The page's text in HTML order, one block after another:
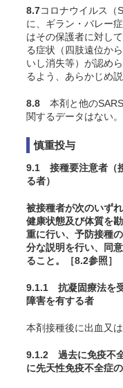
8.7コロナウイルス（
に、ギラン・バレー
はその保護者に対し
る症状（四肢遠位か
いし消失等）が認め
るよう、あらかじめ説
8.8 本剤と他の
関するデータはない。
慎重投与
9.1 接種要注意者（
る者）
被接種者が次のいず
健康状態及び体質を
重に行い、予防接種
分な説明を行い、同
ること。［8.2参照］
9.1.1 抗凝固療法を
障害を有する者
本剤接種後に出血又
9.1.2 過去に免疫不
に先天性免疫不全症